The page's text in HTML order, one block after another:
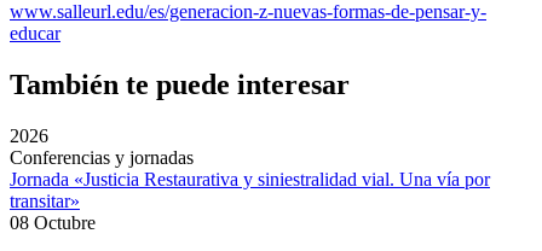
www.salleurl.edu/es/generacion-z-nuevas-formas-de-pensar-y-
educar
También te puede interesar
2026
Conferencias y jornadas
Jornada «Justicia Restaurativa y siniestralidad vial. Una vía por
transitar»
08 Octubre